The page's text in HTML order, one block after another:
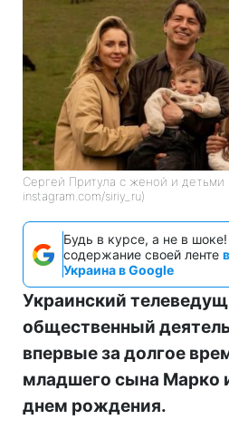
Сергей Притула с женой и детьми
instagram.com/siriy_ru)
Будь в курсе, а не в
содержание своей ленте
Украина в Google
Украинский
общественный
впервые за долгое
младшего сына Марко
днем рождения.